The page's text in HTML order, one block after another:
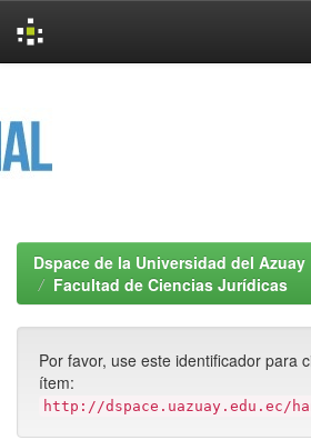
Dspace de la Universidad del Azuay
Facultad de Ciencias Jurídicas
Por favor, use este identificador para
ítem:
http://dspace.uazuay.edu.ec/